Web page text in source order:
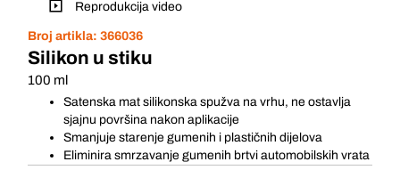
Reprodukcija video
Broj artikla: 366036
Silikon u stiku
100 ml
Satenska mat silikonska spužva na vrhu, ne ostavlja
sjajnu površina nakon aplikacije
Smanjuje starenje gumenih i plastičnih dijelova
Eliminira smrzavanje gumenih brtvi automobilskih vrata